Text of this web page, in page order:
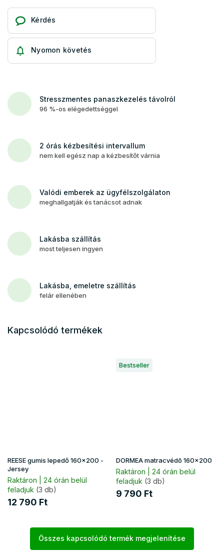
Kérdés
Nyomon követés
Stresszmentes panaszkezelés távolról
96 %-os elégedettséggel
2 órás kézbesítési intervallum
nem kell egész nap a kézbesítőt várnia
Valódi emberek az ügyfélszolgálaton
meghallgatják és tanácsot adnak
Lakásba szállítás
most teljesen ingyen
Lakásba, emeletre szállítás
felár ellenében
Kapcsolódó termékek
REESE gumis lepedő 160x200 -
Jersey
Raktáron | 24 órán belül
feladjuk (3 db)
12 790 Ft
Bestseller
DORMEA matracvédõ 160x200
Raktáron | 24 órán belül
feladjuk (3 db)
9 790 Ft
Összes kapcsolódó termék megjelenítése